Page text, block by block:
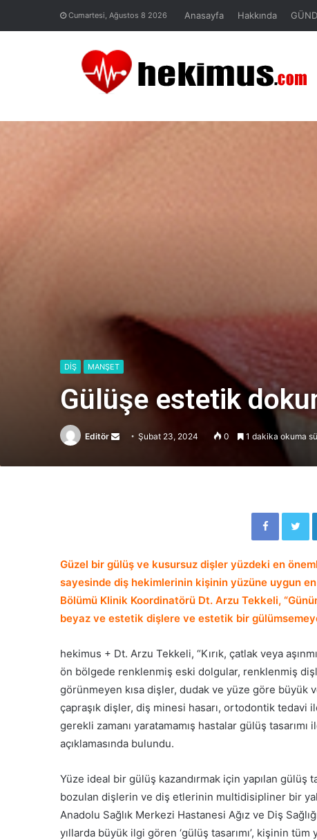
Cumartesi, Ağustos 8 2026 Anasayfa Hakkında
DİŞ MANŞET
Gülüşe estetik
Editör
Send
email
Şubat 23, 2024 0 1 dakika okuma
Facebook Twitter
Güzel bir gülüş ve kusursuz dişler yüzdeki en
sayesinde diş hekimlerinin kişinin yüzüne uygun en
Bölümü Klinik Koordinatörü Dt. Arzu Tekkeli,
beyaz ve estetik dişlere ve estetik bir
hekimus + Dt. Arzu Tekkeli, “Kırık, çatlak veya
ön bölgede renklenmiş eski dolgular, renklenmiş
görünmeyen kısa dişler, dudak ve yüze göre büyük
çapraşık dişler, diş minesi hasarı, ortodontik
gerekli zamanı yaratamamış hastalar gülüş
açıklamasında bulundu.
Yüze ideal bir gülüş kazandırmak için yapılan gülüş
bozulan dişlerin ve diş etlerinin multidisipliner bir
Anadolu Sağlık Merkezi Hastanesi Ağız ve Diş
yıllarda büyük ilgi gören ‘gülüş tasarımı’, kişinin